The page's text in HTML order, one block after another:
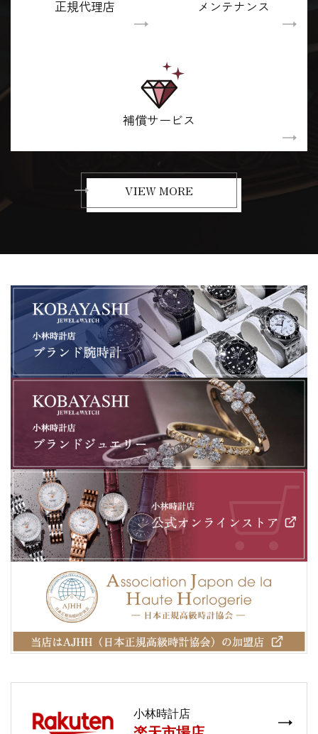
正規代理店 メンテナンス
補償サービス
VIEW MORE